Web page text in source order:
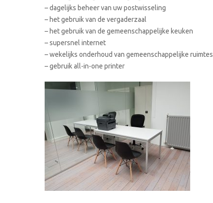
– dagelijks beheer van uw postwisseling
– het gebruik van de vergaderzaal
– het gebruik van de gemeenschappelijke keuken
– supersnel internet
– wekelijks onderhoud van gemeenschappelijke ruimtes
– gebruik all-in-one printer